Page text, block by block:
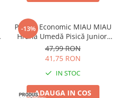
-13%
Pachet Economic MIAU MIAU
Hrană Umedă Pisică Junior,
Pui în sos, 24x100g
47,99 RON
41,75 RON
IN STOC
ADAUGA IN COS